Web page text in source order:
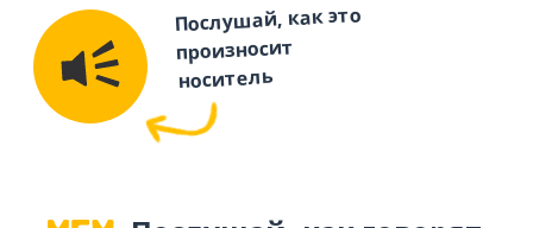
Послушай, как это
произносит
носитель